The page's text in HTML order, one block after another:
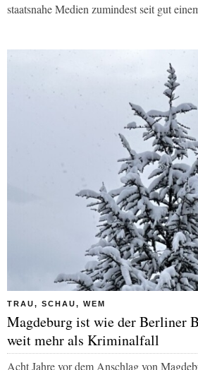
staatsnahe Medien zumindest seit gut
TRAU, SCHAU, WEM
Magdeburg ist wie der Berliner
weit mehr als Kriminalfall
Acht Jahre vor dem Anschlag von